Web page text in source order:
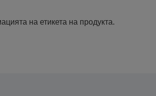
на етикета на продукта.